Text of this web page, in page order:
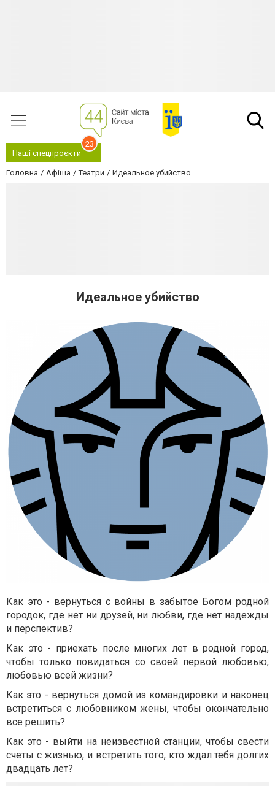
Наші спецпроєкти
23
Головна Афіша Театри Идеальное убийство
Идеальное убийство
Как это - вернуться с войны в забытое Богом родной
городок, где нет ни друзей, ни любви, где нет надежды
и перспектив?
Как это - приехать после многих лет в родной город,
чтобы только повидаться со своей первой любовью,
любовью всей жизни?
Как это - вернуться домой из командировки и наконец
встретиться с любовником жены, чтобы окончательно
все решить?
Как это - выйти на неизвестной станции, чтобы свести
счеты с жизнью, и встретить того, кто ждал тебя долгих
двадцать лет?